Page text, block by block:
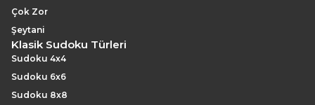
Çok Zor
Şeytani
Klasik Sudoku Türleri
Sudoku 4x4
Sudoku 6x6
Sudoku 8x8